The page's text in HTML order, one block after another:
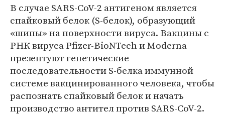
В случае SARS-CoV-2 антигеном является
спайковый белок (S-белок), образующий
«шипы» на поверхности вируса. Вакцины с
РНК вируса Pfizer-BioNTech и Moderna
презентуют генетические
последовательности S-белка иммунной
системе вакцинированного человека, чтобы
распознать спайковый белок и начать
производство антител против SARS-CoV-2.